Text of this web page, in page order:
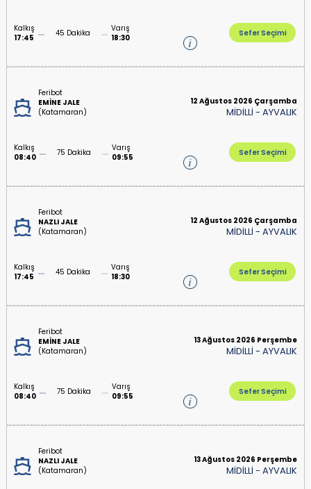
Kalkış
17:45
45 Dakika
Varış
18:30
Sefer Seçimi
Feribot
EMİNE JALE
(Katamaran)
12 Ağustos 2026 Çarşamba
MİDİLLİ-AYVALIK
Kalkış
08:40
75 Dakika
Varış
09:55
Sefer Seçimi
Feribot
NAZLI JALE
(Katamaran)
12 Ağustos 2026 Çarşamba
MİDİLLİ-AYVALIK
Kalkış
17:45
45 Dakika
Varış
18:30
Sefer Seçimi
Feribot
EMİNE JALE
(Katamaran)
13 Ağustos 2026 Perşembe
MİDİLLİ-AYVALIK
Kalkış
08:40
75 Dakika
Varış
09:55
Sefer Seçimi
Feribot
NAZLI JALE
(Katamaran)
13 Ağustos 2026 Perşembe
MİDİLLİ-AYVALIK